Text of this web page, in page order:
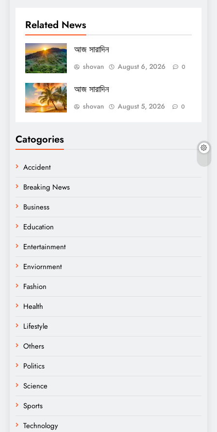
Related News
আজ সারাদিন
shovan August 6, 2026 0
আজ সারাদিন
shovan August 5, 2026 0
Catogories
Accident
Breaking News
Business
Education
Entertainment
Enviornment
Fashion
Health
Lifestyle
Others
Politics
Science
Sports
Technology